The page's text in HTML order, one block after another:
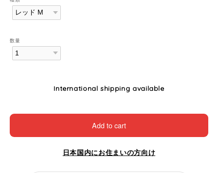
数量
International shipping available
Add to cart
日本国内にお住まいの方向け